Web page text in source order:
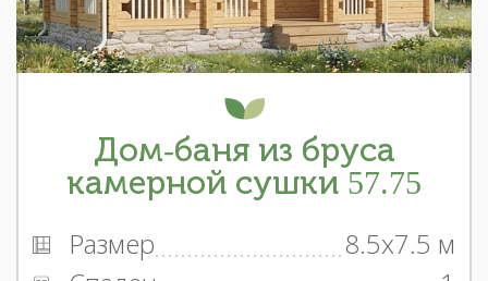
Дом-баня из бруса
камерной сушки 57.75
Размер
8.5x7.5 м